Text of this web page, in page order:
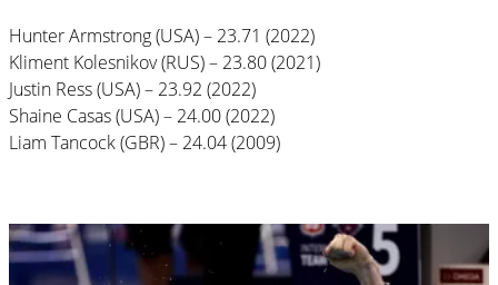
Hunter Armstrong (USA) – 23.71 (2022)
Kliment Kolesnikov (RUS) – 23.80 (2021)
Justin Ress (USA) – 23.92 (2022)
Shaine Casas (USA) – 24.00 (2022)
Liam Tancock (GBR) – 24.04 (2009)